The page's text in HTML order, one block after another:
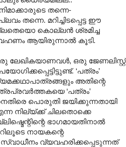
തന്നെ-
തന്നെ. മറിച്ചിടപ്പെട്ട ഈ
കൊല്ലൻ ശ്രമിച്ച
ആയിരുന്നാൽ കൂടി.
ഒരു ജേണലിസ്റ്റ്
‘പത്രം’
അതിന്റെ
‘പത്രം’
പൊരുതി ജയിക്കുന്നതായി
നില്യ്ക്ക് ചിലതൊക്കെ
ഭാഗമായതിനാൽ
നായകന്റെ
സ്വാധീനം വ്യവഹരിക്കപ്പെടുന്നത്